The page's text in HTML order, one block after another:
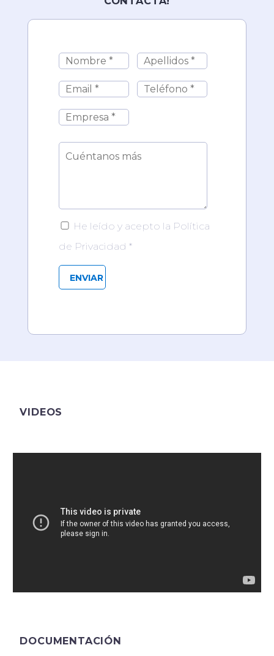
He leído y acepto la Política
de Privacidad *
VIDEOS
DOCUMENTACIÓN